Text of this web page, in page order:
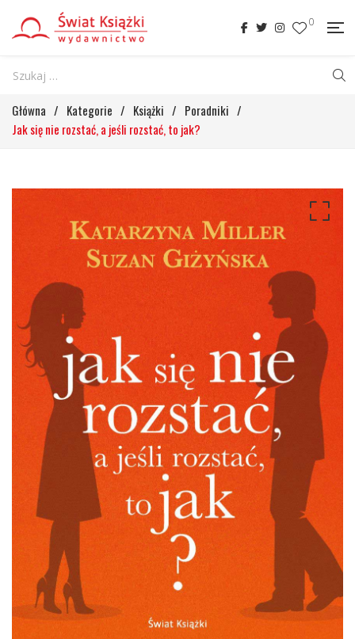
0
Główna / Kategorie / Książki / Poradniki /
Jak się nie rozstać, a jeśli rozstać, to jak?